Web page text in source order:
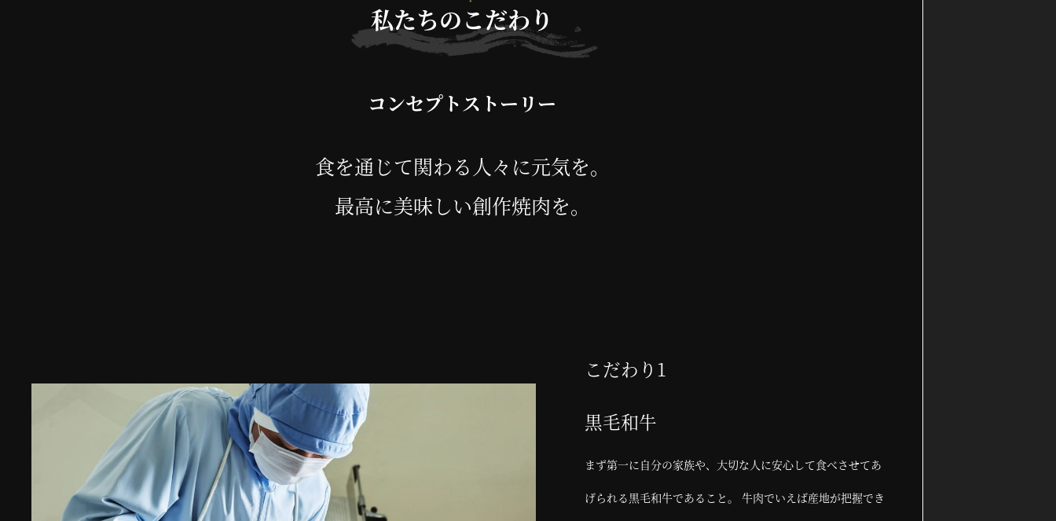
私たちのこだわり
コンセプトストーリー
食を通じて関わる人々に元気を。
最高に美味しい創作焼肉を。
こだわり1
黒毛和牛
まず第一に自分の家族や、大切な人に安心して食べさせてあ
げられる黒毛和牛であること。 牛肉でいえば産地が把握でき